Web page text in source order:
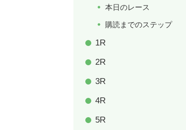
本日のレース
購読までのステップ
1R
2R
3R
4R
5R